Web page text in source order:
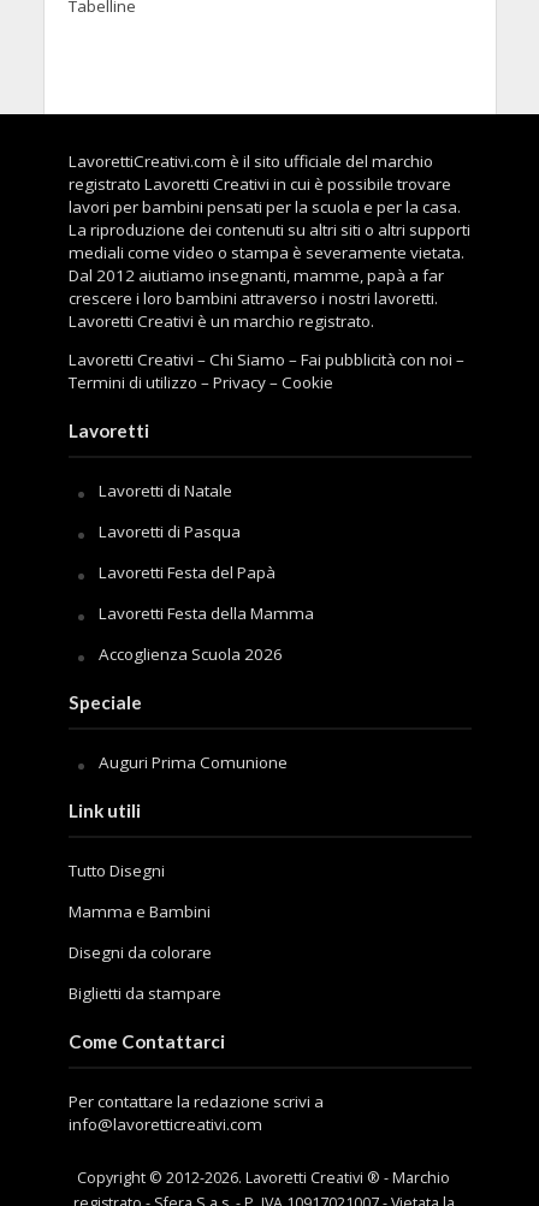
Tabelline
LavorettiCreativi.com è il sito ufficiale del marchio
registrato Lavoretti Creativi in cui è possibile trovare
lavori per bambini pensati per la scuola e per la casa.
La riproduzione dei contenuti su altri siti o altri supporti
mediali come video o stampa è severamente vietata.
Dal 2012 aiutiamo insegnanti, mamme, papà a far
crescere i loro bambini attraverso i nostri lavoretti.
Lavoretti Creativi è un marchio registrato.
Lavoretti Creativi –Chi Siamo –Fai pubblicità con noi –
Termini di utilizzo –Privacy–Cookie
Lavoretti
Lavoretti di Natale
Lavoretti di Pasqua
Lavoretti Festa del Papà
Lavoretti Festa della Mamma
Accoglienza Scuola 2026
Speciale
Auguri Prima Comunione
Link utili
Tutto Disegni
Mamma e Bambini
Disegni da colorare
Biglietti da stampare
Come Contattarci
Per contattare la redazione scrivi a
info@lavoretticreativi.com
Copyright © 2012-2026. Lavoretti Creativi ® - Marchio